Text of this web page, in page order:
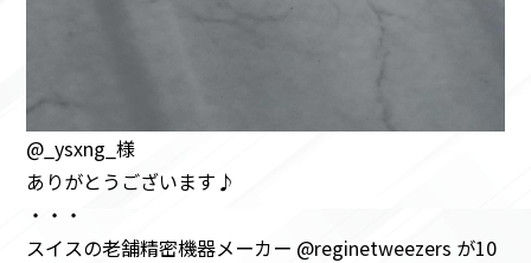
@_ysxng_様
ありがとうございます♪
・・・
スイスの老舗精密機器メーカー @reginetweezers が10